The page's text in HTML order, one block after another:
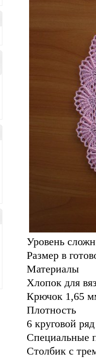
Уровень
Размер в
Материалы
Хлопок для
Крючок 1,65
Плотность
6 круговой
Специальные
Столбик с